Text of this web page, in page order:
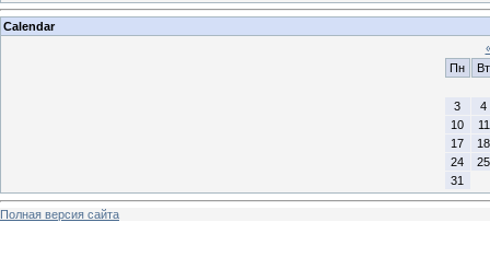
Calendar
Пн
Вт
3
4
10
11
17
18
24
25
31
Полная версия сайта